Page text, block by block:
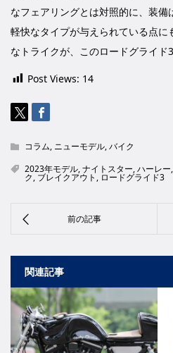
なフェアリングとは対照的に、装
軽快なタイプが与えられている点に
なトライクが、このロードグライド3
Post Views: 14
コラム, ニューモデル,バイク
2023年モデル,ナイトスター,ハーレー,
ク, ブレイクアウト, ロードグライド3
関連記事